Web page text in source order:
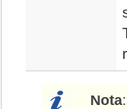
Nota